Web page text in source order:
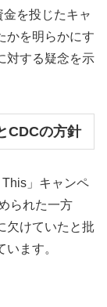
を投じたキャ
かを明らかにす
対する疑念を示
CDCの方針
」キャンペ
られた一方
欠けていたと批
ます。